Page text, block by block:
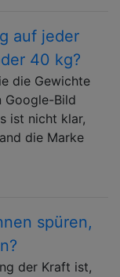
auf jeder
40 kg?
die Gewichte
Google-Bild
ist nicht klar,
die Marke
spüren,
der Kraft ist,